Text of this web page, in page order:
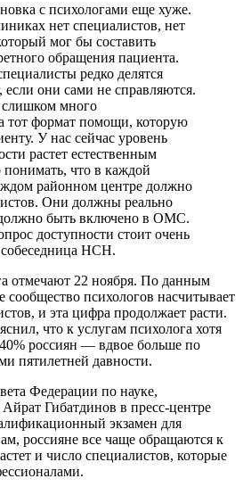
с психологами еще хуже.
нет специалистов, нет
мог бы составить
обращения пациента.
редко делятся
если они сами не справляются.
слишком много
тот формат помощи, которую
У нас сейчас уровень
растет естественным
что в каждой
районном центре должно
Они должны реально
быть включено в ОМС.
доступности стоит очень
НСН.
отмечают 22 ноября. По данным
психологов насчитывает
и эта цифра продолжает расти.
что к услугам психолога хотя
россиян — вдвое больше по
пятилетней давности.
Федерации по науке,
Гибатдинов в пресс-центре
экзамен для
россияне все чаще обращаются к
и число специалистов, которые